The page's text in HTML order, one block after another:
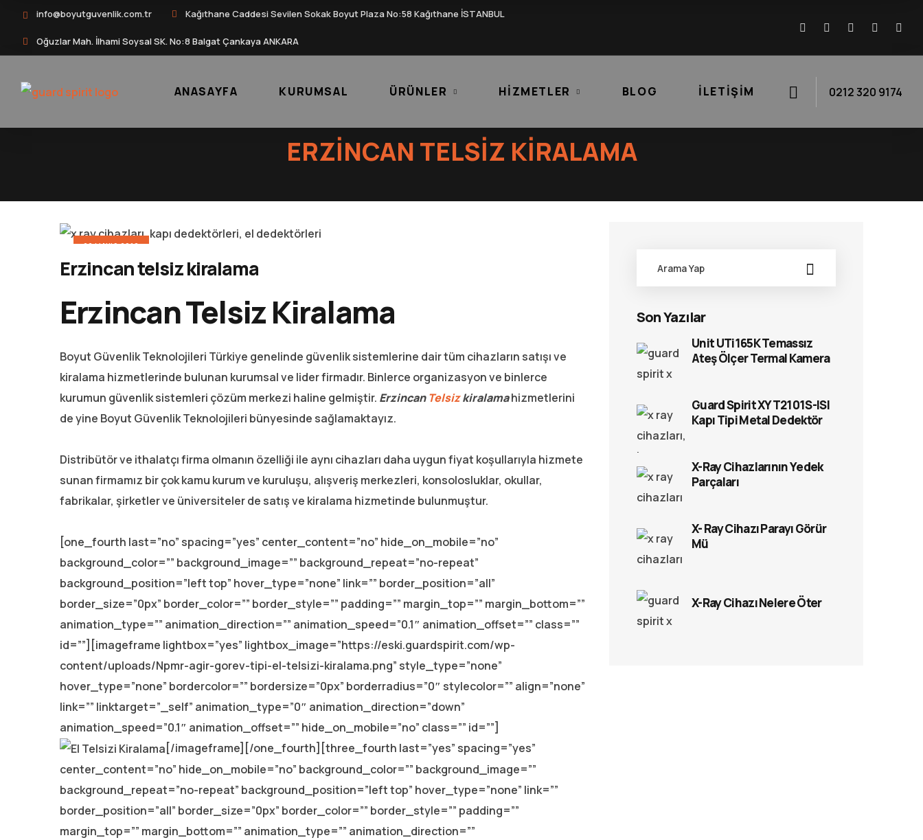
info@boyutguvenlik.com.tr Kağıthane Caddesi Sevilen Sokak Boyut Plaza No:58 Kağıthane İSTANBUL
Oğuzlar Mah. İlhami Soysal SK. No:8 Balgat Çankaya ANKARA
ANASAYFA KURUMSAL ÜRÜNLER HIZMETLER BLOG İLETIŞIM 0212 320 9174
ERZINCAN TELSIZ KIRALAMA
22 MAYIS 2016
Erzincan telsiz kiralama
Erzincan Telsiz Kiralama
Boyut Güvenlik Teknolojileri Türkiye genelinde güvenlik sistemlerine dair tüm cihazların satışı ve
kiralama hizmetlerinde bulunan kurumsal ve lider firmadır. Binlerce organizasyon ve binlerce
kurumun güvenlik sistemleri çözüm merkezi haline gelmiştir. ErzincanTelsizkiralamahizmetlerini
de yine Boyut Güvenlik Teknolojileri bünyesinde sağlamaktayız.
Distribütör ve ithalatçı firma olmanın özelliği ile aynı cihazları daha uygun fiyat koşullarıyla hizmete
sunan firmamız bir çok kamu kurum ve kuruluşu, alışveriş merkezleri, konsolosluklar, okullar,
fabrikalar, şirketler ve üniversiteler de satış ve kiralama hizmetinde bulunmuştur.
[one_fourth last=”no” spacing=”yes” center_content=”no” hide_on_mobile=”no”
background_color=”” background_image=”” background_repeat=”no-repeat”
background_position=”left top” hover_type=”none” link=”” border_position=”all”
border_size=”0px” border_color=”” border_style=”” padding=”” margin_top=”” margin_bottom=””
animation_type=”” animation_direction=”” animation_speed=”0.1″ animation_offset=”” class=””
id=””][imageframe lightbox=”yes” lightbox_image=”https://eski.guardspirit.com/wp-
content/uploads/Npmr-agir-gorev-tipi-el-telsizi-kiralama.png” style_type=”none”
hover_type=”none” bordercolor=”” bordersize=”0px” borderradius=”0″ stylecolor=”” align=”none”
link=”” linktarget=”_self” animation_type=”0″ animation_direction=”down”
animation_speed=”0.1″ animation_offset=”” hide_on_mobile=”no” class=”” id=””]
[/imageframe][/one_fourth][three_fourth last=”yes” spacing=”yes”
center_content=”no” hide_on_mobile=”no” background_color=”” background_image=””
background_repeat=”no-repeat” background_position=”left top” hover_type=”none” link=””
border_position=”all” border_size=”0px” border_color=”” border_style=”” padding=””
margin_top=”” margin_bottom=”” animation_type=”” animation_direction=””
Son Yazılar
Unit UTi165K Temassız
Ateş Ölçer Termal Kamera
Guard Spirit XYT2101S-ISI
Kapı Tipi Metal Dedektör
X-Ray Cihazlarının Yedek
Parçaları
X- Ray Cihazı Parayı Görür
Mü
X-Ray Cihazı Nelere Öter